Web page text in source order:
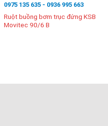
0975 135 635 - 0936 995 663
Ruột buồng bơm trục đứng KSB
Movitec 90/6 B